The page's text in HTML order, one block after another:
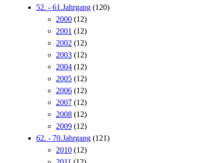
52. - 61.Jahrgang (120)
2000 (12)
2001 (12)
2002 (12)
2003 (12)
2004 (12)
2005 (12)
2006 (12)
2007 (12)
2008 (12)
2009 (12)
62. - 70.Jahrgang (121)
2010 (12)